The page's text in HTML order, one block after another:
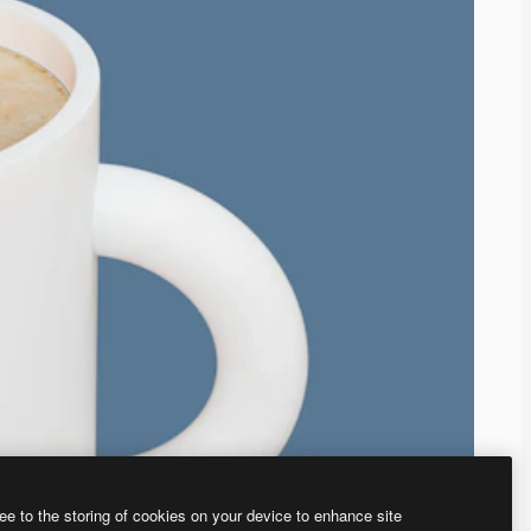
to the storing of cookies on your device to enhance site